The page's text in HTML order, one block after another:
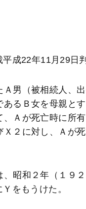
平成22年11月 29 日
男（被相続人、
るＢ女を母親と
Ａが死亡時に所
Ｘ２に対し、Ａが
昭和２年（１９
をもうけた。